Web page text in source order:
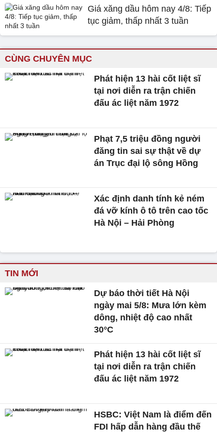
Giá xăng dầu hôm nay 4/8: Tiếp
tục giảm, thấp nhất 3 tuần
CÙNG CHUYÊN MỤC
Phát hiện 13 hài cốt liệt sĩ
tại nơi diễn ra trận chiến
đấu ác liệt năm 1972
Phạt 7,5 triệu đồng người
đăng tin sai sự thật về dự
án Trục đại lộ sông Hồng
Xác định danh tính kẻ ném
đá vỡ kính ô tô trên cao tốc
Hà Nội – Hải Phòng
TIN MỚI
Dự báo thời tiết Hà Nội
ngày mai 5/8: Mưa lớn kèm
dông, nhiệt độ cao nhất
30°C
Phát hiện 13 hài cốt liệt sĩ
tại nơi diễn ra trận chiến
đấu ác liệt năm 1972
HSBC: Việt Nam là điểm đến
FDI hấp dẫn hàng đầu thế